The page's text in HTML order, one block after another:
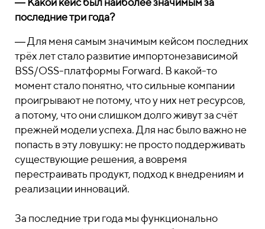
последние три года?
― Для меня самым значимым кейсом последних
трёх лет стало развитие импортонезависимой
BSS/OSS-платформы Forward. В какой-то
момент стало понятно, что сильные компании
проигрывают не потому, что у них нет ресурсов,
а потому, что они слишком долго живут за счёт
прежней модели успеха. Для нас было важно не
попасть в эту ловушку: не просто поддерживать
существующие решения, а вовремя
перестраивать продукт, подход к внедрениям и
реализации инноваций.
За последние три года мы функционально